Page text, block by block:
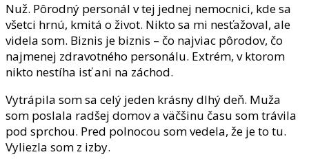
Nuž. Pôrodný personál v tej jednej nemocnici, kde sa
všetci hrnú, kmitá o život. Nikto sa mi nesťažoval, ale
videla som. Biznis je biznis – čo najviac pôrodov, čo
najmenej zdravotného personálu. Extrém, v ktorom
nikto nestíha isť ani na záchod.
Vytrápila som sa celý jeden krásny dlhý deň. Muža
som poslala radšej domov a väčšinu času som trávila
pod sprchou. Pred polnocou som vedela, že je to tu.
Vyliezla som z izby.